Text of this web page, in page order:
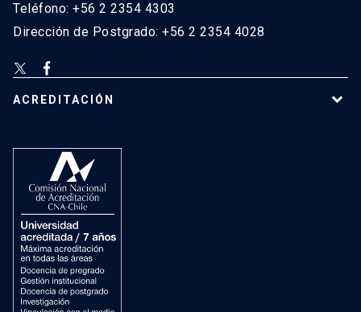
Teléfono: +56 2 2354 4303
Dirección de Postgrado: +56 2 2354 4028
ACREDITACIÓN